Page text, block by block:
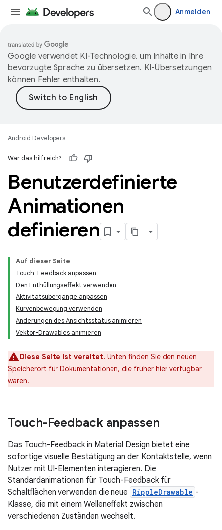
Anmelden
Google verwendet KI-Technologie, um Inhalte in Ihre
bevorzugte Sprache zu übersetzen. KI-Übersetzungen
können Fehler enthalten.
Android Developers
War das hilfreich?
Benutzerdefinierte
Animationen
definieren
Auf dieser Seite
Touch-Feedback anpassen
Den Enthüllungseffekt verwenden
Aktivitätsübergänge anpassen
Kurvenbewegung verwenden
Änderungen des Ansichtsstatus animieren
Vektor-Drawables animieren
Diese Seite ist veraltet. Unten finden Sie den neuen
Speicherort für Dokumentationen, die früher hier verfügbar
waren.
Touch-Feedback anpassen
Das Touch-Feedback in Material Design bietet eine
sofortige visuelle Bestätigung an der Kontaktstelle, wenn
Nutzer mit UI-Elementen interagieren. Die
Standardanimationen für Touch-Feedback für
Schaltflächen verwenden die neue RippleDrawable -
Klasse, die mit einem Welleneffekt zwischen
verschiedenen Zuständen wechselt.